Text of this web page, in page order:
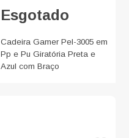
Esgotado
Cadeira Gamer Pel-3005 em
Pp e Pu Giratória Preta e
Azul com Braço